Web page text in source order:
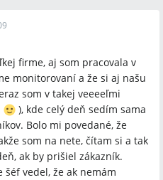
firme, aj som pracovala v
monitorovaní a že si aj našu
som v takej veeeeľmi
), kde celý deň sedím sama
Bolo mi povedané, že
som na nete, čítam si a tak
ak by prišiel zákazník.
šéf vedel, že ak nemám